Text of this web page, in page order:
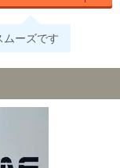
ムーズです